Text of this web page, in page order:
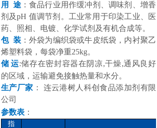
用
途：食品行业用作缓冲剂、调味剂、增香
剂及pH 值调节剂。工业常用于印染工业、医
药、照相、电镀、化学试剂及有机合成等。
包 装：外袋为编织袋或牛皮纸袋，内衬聚乙
烯塑料袋，每袋净重25kg。
储 运:储存在密封容器在阴凉,干燥,通风良好
的区域，运输避免接触热量和水分。
生产厂家 ：
连云港树人科创食品添加剂有限
公司
参数表 ：
指